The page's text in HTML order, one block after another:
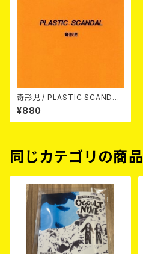
奇形児 / PLASTIC SCANDAL
7EP
¥880
同じカテゴリの商品